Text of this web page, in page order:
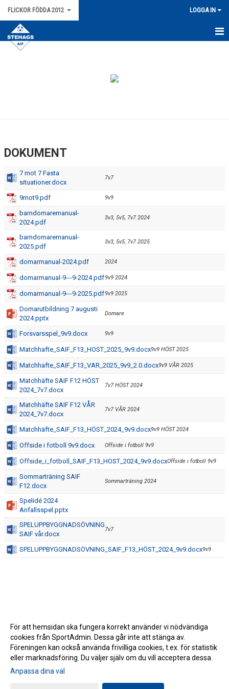
FLICKOR FÖDDA 2012 LOGGA IN
HEM
DOKUMENT
DOKUMENT
7 mot 7 Fasta
situationer.docx
7v7
9mot9.pdf 9v9
barndomaremanual-
2024.pdf
3v3, 5v5, 7v7 2024
barndomaremanual-
2025.pdf
3v3, 5v5, 7v7 2025
domarmanual-2024.pdf 2024
domarmanual-9---9-2024.pdf9v9 2024
domarmanual-9---9-2025.pdf9v9 2025
Domarutbildning 7 augusti
2024.pptx
Domare
Forsvarsspel_9v9.docx 9v9
Matchhafte_SAIF_F13_HOST_2025_9v9.docx9v9 HÖST 2025
Matchhafte_SAIF_F13_VAR_2025_9v9_2.0.docx9v9 VÅR 2025
Matchhäfte SAIF F12 HÖST
2024_7v7.docx
7v7 HÖST 2024
Matchhäfte SAIF F12 VÅR
2024_7v7.docx
7v7 VÅR 2024
Matchhäfte_SAIF_F13_HÖST_2024_9v9.docx9v9 HÖST 2024
Offside i fotboll 9v9.docx Offside i fotboll 9v9
Offside_i_fotboll_SAIF_F13_HOST_2024_9v9.docxOffside i fotboll 9v9
Sommarträning SAIF
F12.docx
Sommarträning 2024
Spelidé 2024
Anfallsspel.pptx
SPELUPPBYGGNADSÖVNING
SAIF vår.docx
7v7
SPELUPPBYGGNADSÖVNING_SAIF_F13_HÖST_2024_9v9.docx9v9
Gå till Webbversion
För att hemsidan ska fungera korrekt använder vi nödvändiga
cookies från SportAdmin. Dessa går inte att stänga av.
Föreningen kan också använda frivilliga cookies, t.ex. för statistik
eller marknadsföring. Du väljer själv om du vill acceptera dessa.
Anpassa dina val